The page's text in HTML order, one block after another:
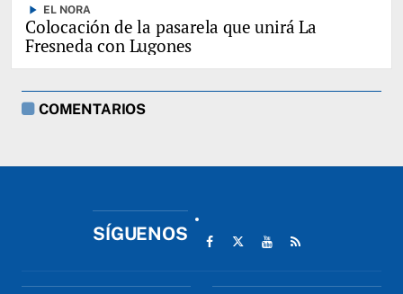
play_arrow EL NORA
Colocación de la pasarela que unirá La
Fresneda con Lugones
COMENTARIOS
SÍGUENOS